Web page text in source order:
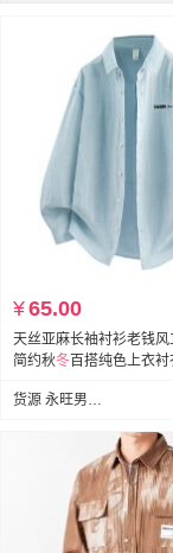
¥65.00
天丝亚麻长袖衬衫老钱风
简约秋冬百搭纯色上衣衬
货源 永旺男装服饰